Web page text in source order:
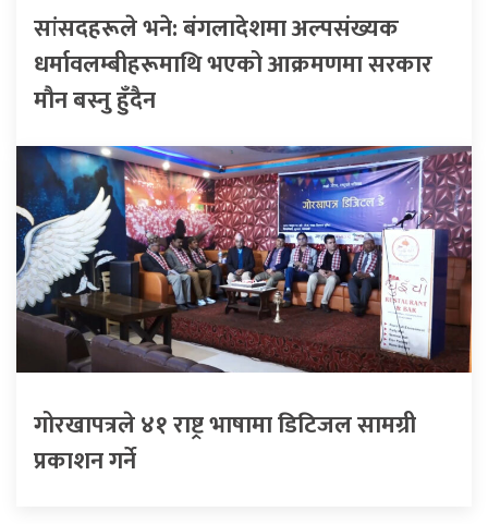
सांसदहरूले भने: बंगलादेशमा अल्पसंख्यक
धर्मावलम्बीहरूमाथि भएको आक्रमणमा सरकार
मौन बस्नु हुँदैन
गोरखापत्रले ४१ राष्ट्र भाषामा डिटिजल सामग्री
प्रकाशन गर्ने